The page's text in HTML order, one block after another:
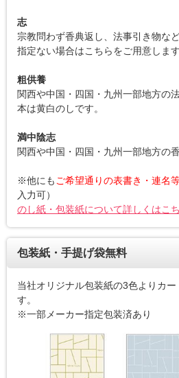
志
宗教問わず香典返し、法事引き物な
指定ない場合はこちらをご用意します
粗供養
関西や中国・四国・九州一部地方の
本は黄白のしです。
満中陰志
関西や中国・四国・九州一部地方の
※他にもご希望通りの表書き・連名
入力可）
のし紙・包装紙について詳しくはこ
包装紙・手提げ袋無料
当社オリジナル包装紙の3色よりカ
す。
※一部メーカー指定包装済あり